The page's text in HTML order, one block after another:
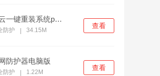
黑云一键重装系统pc官方版
防护 34.15M
查看
防护器电脑版
防护 1.22M
查看